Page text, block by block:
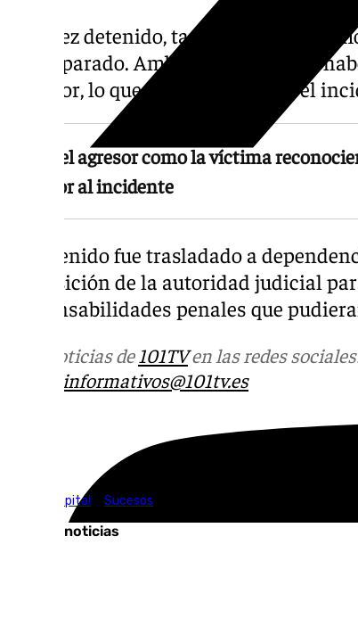
Una vez detenido, tanto el agresor
por separado. Ambos reconocieron
anterior, lo que habría originado el
Tanto el agresor como la víctima
anterior al incidente
El detenido fue trasladado a
disposición de la autoridad judicial
responsabilidades penales que
Más noticias de101TVen las redes
informativos@101tv.es
Málaga Capital
Sucesos
Últimas noticias